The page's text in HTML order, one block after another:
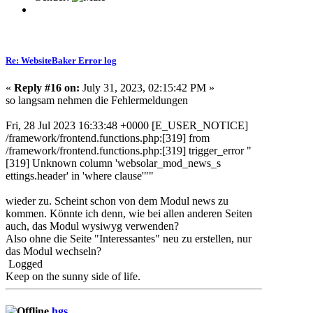
Re: WebsiteBaker Error log
« Reply #16 on: July 31, 2023, 02:15:42 PM »
so langsam nehmen die Fehlermeldungen
Fri, 28 Jul 2023 16:33:48 +0000 [E_USER_NOTICE]
/framework/frontend.functions.php:[319] from
/framework/frontend.functions.php:[319] trigger_error "
[319] Unknown column 'websolar_mod_news_s
ettings.header' in 'where clause'""
wieder zu. Scheint schon von dem Modul news zu
kommen. Könnte ich denn, wie bei allen anderen Seiten
auch, das Modul wysiwyg verwenden?
Also ohne die Seite "Interessantes" neu zu erstellen, nur
das Modul wechseln?
Logged
Keep on the sunny side of life.